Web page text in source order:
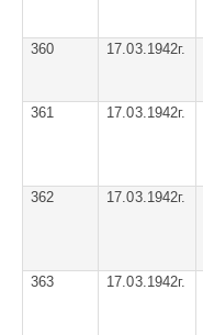
360
17.03.1942г.
361
17.03.1942г.
362
17.03.1942г.
363
17.03.1942г.